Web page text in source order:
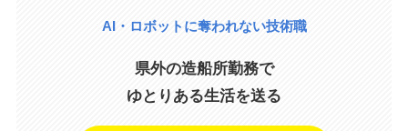
AI・ロボットに奪われない技術職
県外の造船所勤務で
ゆとりある生活を送る